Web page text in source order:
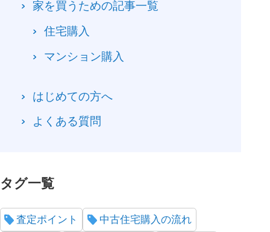
家を買うための記事一覧
住宅購入
マンション購入
はじめての方へ
よくある質問
タグ一覧
査定ポイント 中古住宅購入の流れ